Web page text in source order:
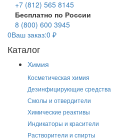
+7 (812) 565 8145
Бесплатно по России
8 (800) 600 3945
0Ваш заказ:0 ₽
Каталог
Химия
Косметическая химия
Дезинфицирующие средства
Смолы и отвердители
Химические реактивы
Индикаторы и красители
Растворители и спирты